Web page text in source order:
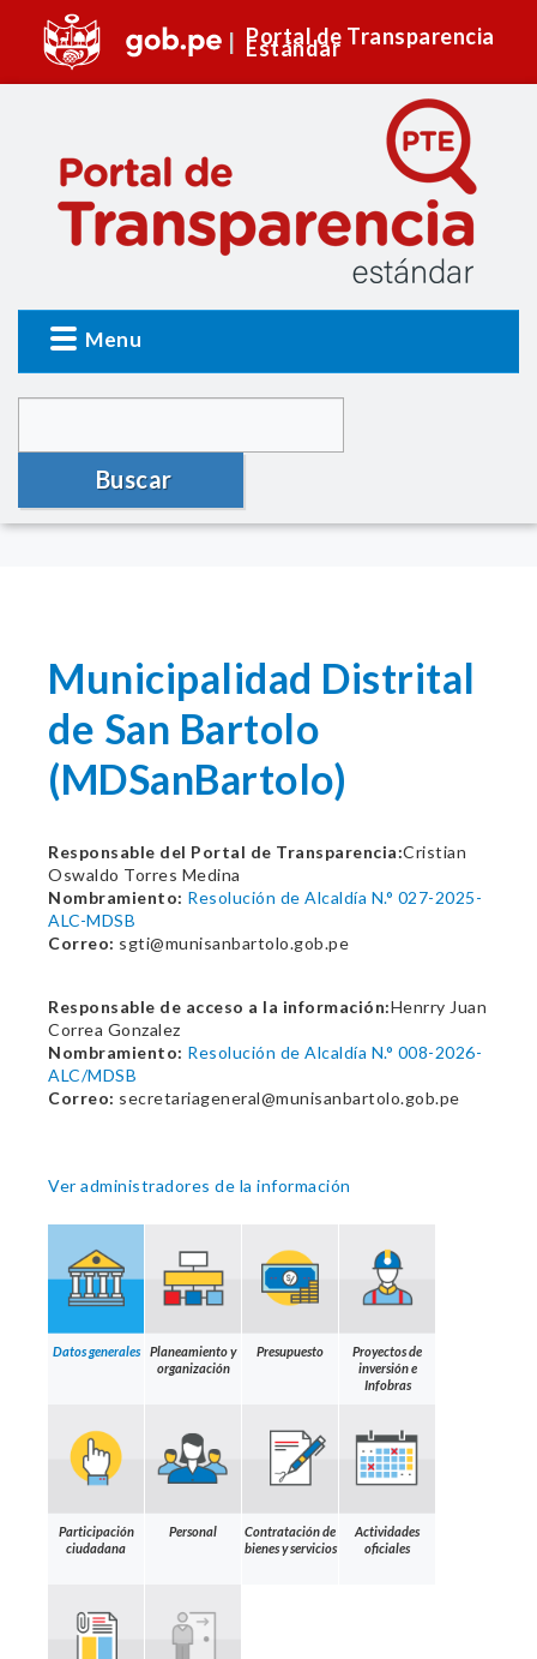
Portal de Transparencia
Estándar
Menu
Buscar
Municipalidad Distrital
de San Bartolo
(MDSanBartolo)
Responsable del Portal de Transparencia:Cristian
Oswaldo Torres Medina
Nombramiento: Resolución de Alcaldía N.° 027-2025-
ALC-MDSB
Correo: sgti@munisanbartolo.gob.pe
Responsable de acceso a la información:Henrry Juan
Correa Gonzalez
Nombramiento: Resolución de Alcaldía N.° 008-2026-
ALC/MDSB
Correo: secretariageneral@munisanbartolo.gob.pe
Ver administradores de la información
Datos generales
Planeamiento y
organización
Presupuesto
Proyectos de
inversión e
Infobras
Participación
ciudadana
Personal
Contratación de
bienes y servicios
Actividades
oficiales